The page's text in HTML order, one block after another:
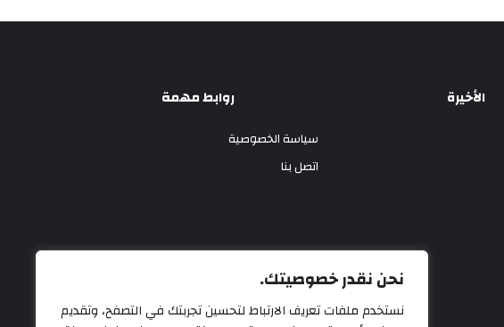
نحن نقدر خصوصيتك.
نستخدم ملفات تعريف الارتباط لتحسين تجربتك في التصفح، وتقديم
الأخيرة روابط مهمة
سياسة الخصوصية
اتصل بنا